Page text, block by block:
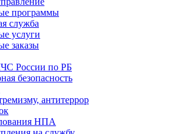
программы
служба
услуги
заказы
России по РБ
безопасность
антитеррор
НПА